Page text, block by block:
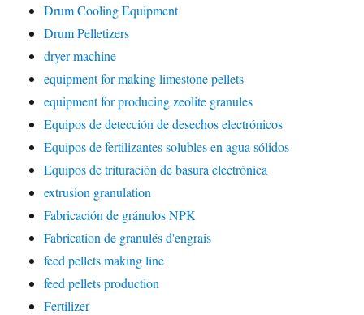
Drum Cooling Equipment
Drum Pelletizers
dryer machine
equipment for making limestone pellets
equipment for producing zeolite granules
Equipos de detección de desechos electrónicos
Equipos de fertilizantes solubles en agua sólidos
Equipos de trituración de basura electrónica
extrusion granulation
Fabricación de gránulos NPK
Fabrication de granulés d'engrais
feed pellets making line
feed pellets production
Fertilizer